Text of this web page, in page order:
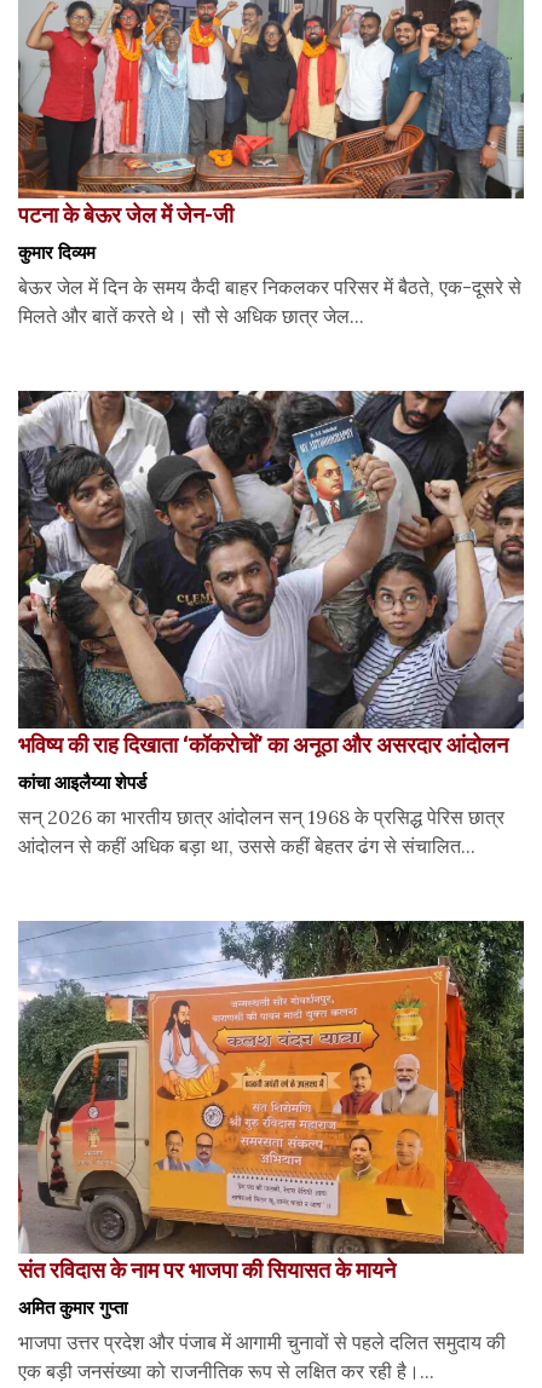
पटना के बेऊर जेल में जेन-जी
कुमार दिव्यम
बेऊर जेल में दिन के समय कैदी बाहर निकलकर परिसर में बैठते, एक-दूसरे से
मिलते और बातें करते थे। सौ से अधिक छात्र जेल...
भविष्य की राह दिखाता ‘कॉकरोचों’ का अनूठा और असरदार आंदोलन
कांचा आइलैय्या शेपर्ड
सन् 2026 का भारतीय छात्र आंदोलन सन् 1968 के प्रसिद्ध पेरिस छात्र
आंदोलन से कहीं अधिक बड़ा था, उससे कहीं बेहतर ढंग से संचालित...
संत रविदास के नाम पर भाजपा की सियासत के मायने
अमित कुमार गुप्ता
भाजपा उत्तर प्रदेश और पंजाब में आगामी चुनावों से पहले दलित समुदाय की
एक बड़ी जनसंख्या को राजनीतिक रूप से लक्षित कर रही है।...